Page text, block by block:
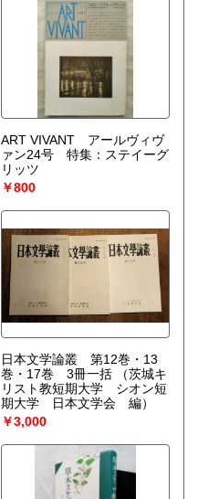
ART VIVANT アールヴィヴ
ァン24号 特集：ステイーグ
リッツ
￥800
日本文学論叢 第12巻・13
巻・17巻 3冊一括
（茨城キ
リスト教短期大学 シオン短
期大学 日本文学会 編）
￥3,000